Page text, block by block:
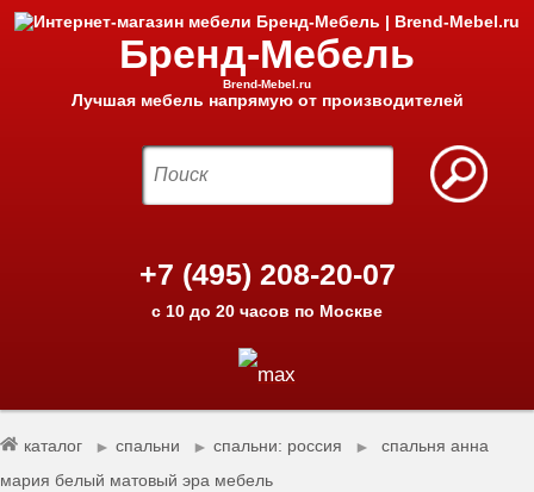
Бренд-Мебель
Brend-Mebel.ru
Лучшая мебель напрямую от производителей
+7 (495) 208-20-07
с 10 до 20 часов по Москве
каталог ► спальни ► спальни: россия ►
спальня анна
мария белый матовый эра мебель